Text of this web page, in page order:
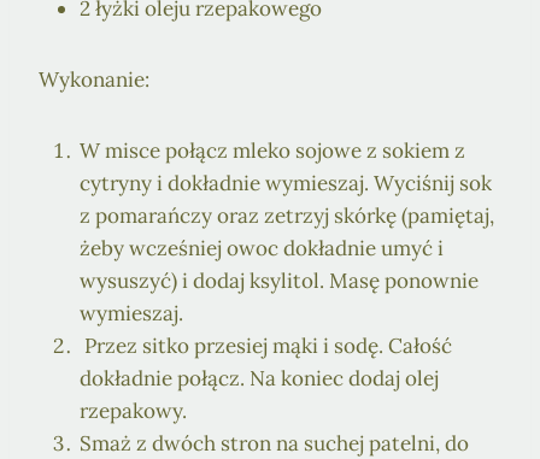
2 łyżki oleju rzepakowego
Wykonanie:
W misce połącz mleko sojowe z sokiem z
cytryny i dokładnie wymieszaj. Wyciśnij sok
z pomarańczy oraz zetrzyj skórkę (pamiętaj,
żeby wcześniej owoc dokładnie umyć i
wysuszyć) i dodaj ksylitol. Masę ponownie
wymieszaj.
Przez sitko przesiej mąki i sodę. Całość
dokładnie połącz. Na koniec dodaj olej
rzepakowy.
Smaż z dwóch stron na suchej patelni, do